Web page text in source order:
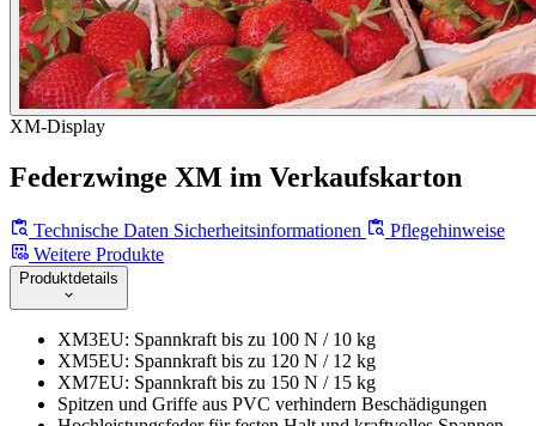
XM-Display
Federzwinge XM im Verkaufskarton
Technische Daten Sicherheitsinformationen
Pflegehinweise
Weitere Produkte
Produktdetails
XM3EU: Spannkraft bis zu 100 N / 10 kg
XM5EU: Spannkraft bis zu 120 N / 12 kg
XM7EU: Spannkraft bis zu 150 N / 15 kg
Spitzen und Griffe aus PVC verhindern Beschädigungen